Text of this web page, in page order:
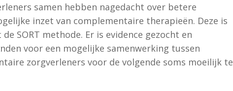
samen hebben nagedacht over betere
inzet van complementaire therapieën. Deze is
SORT methode. Er is evidence gezocht en
voor een mogelijke samenwerking tussen
zorgverleners voor de volgende soms moeilijk te